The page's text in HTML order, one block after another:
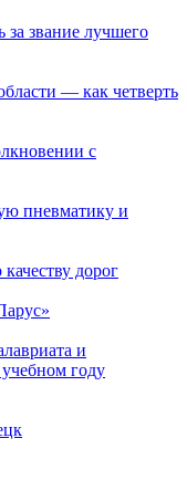
звание лучшего
— как четверть
с
пневматику и
дорог
и
году